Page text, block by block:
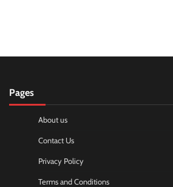
Pages
About us
Contact Us
Privacy Policy
Terms and Conditions